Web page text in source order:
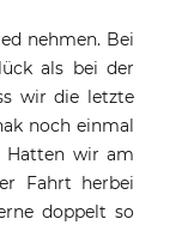
nehmen. Bei
als bei der
wir die letzte
noch einmal
Hatten wir am
Fahrt herbei
doppelt so